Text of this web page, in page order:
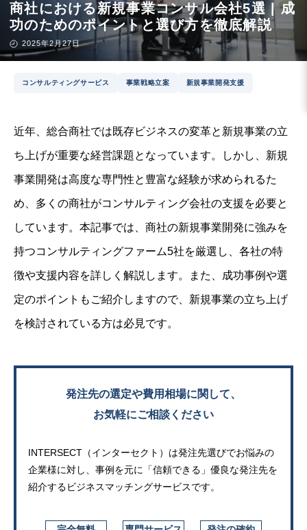
商社における新規事業コンサル会社5選 | 成
功のためのポイントと選び方を徹底解説
2025年2月27日
コンサルティングサービス 事業戦略立案 新規事業開発支援
近年、総合商社では既存ビジネスの変革と新規事業の立
ち上げが重要な経営課題となっています。しかし、新規
事業開発は高度な専門性と豊富な経験が求められるた
め、多くの商社がコンサルティング会社の支援を必要と
しています。本記事では、商社の新規事業開発に強みを
持つコンサルティングファーム5社を厳選し、各社の特
徴や支援内容を詳しく解説します。また、成功事例や選
定のポイントもご紹介しますので、新規事業の立ち上げ
を検討されている方は必見です。
発注先の選定や費用相場に関して、
お気軽にご相談ください
INTERSECT（インターセクト）は発注先選びでお悩みの
企業様に対し、 事例を元に「信頼できる」優良な発注先を
紹介するビジネスマッチングサービスです。